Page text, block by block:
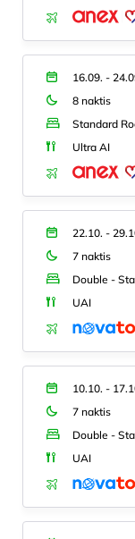
16.09. -
8 naktis
Standard
Ultra AI
22.10. -
7 naktis
Double -
UAI
10.10. -
7 naktis
Double -
UAI